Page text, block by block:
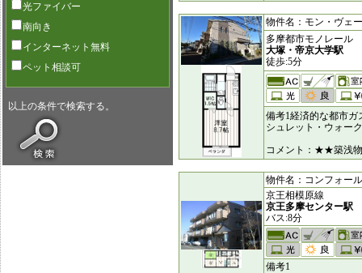
物件名：モン・ヴェ
多摩都市モノレール
大塚・帝京大学駅
徒歩:5分
備考1経済的な都市
シュレット・ウォー
コメント：★★築浅
物件名：コンフォー
京王相模原線
京王多摩センター駅
バス:8分
備考1
光ファイバー
南向き
インターネット無料
ペット相談可
以上の条件で検索する。